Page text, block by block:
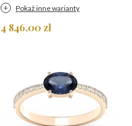
Pokaż inne warianty
4 846,00 zł